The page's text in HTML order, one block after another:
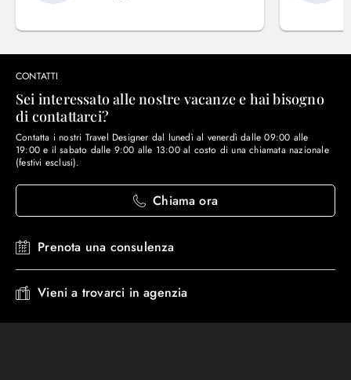
CONTATTI
Sei interessato alle nostre vacanze e hai bisogno
di contattarci?
Contatta i nostri Travel Designer dal lunedì al venerdì dalle 09:00 alle
19:00 e il sabato dalle 9:00 alle 13:00 al costo di una chiamata nazionale
(festivi esclusi).
Chiama ora
Prenota una consulenza
Vieni a trovarci in agenzia